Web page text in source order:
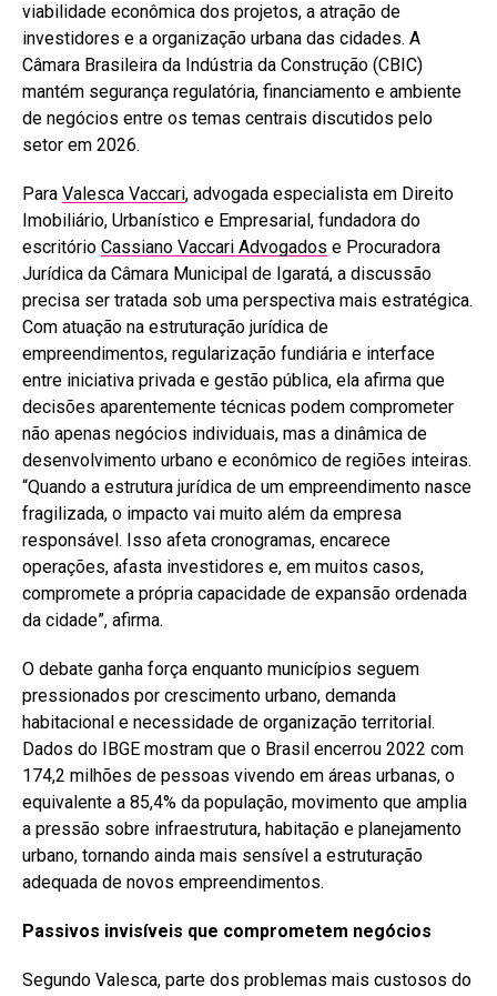
viabilidade econômica dos projetos, a atração de
investidores e a organização urbana das cidades. A
Câmara Brasileira da Indústria da Construção (CBIC)
mantém segurança regulatória, financiamento e ambiente
de negócios entre os temas centrais discutidos pelo
setor em 2026.
Para Valesca Vaccari, advogada especialista em Direito
Imobiliário, Urbanístico e Empresarial, fundadora do
escritório Cassiano Vaccari Advogados e Procuradora
Jurídica da Câmara Municipal de Igaratá, a discussão
precisa ser tratada sob uma perspectiva mais estratégica.
Com atuação na estruturação jurídica de
empreendimentos, regularização fundiária e interface
entre iniciativa privada e gestão pública, ela afirma que
decisões aparentemente técnicas podem comprometer
não apenas negócios individuais, mas a dinâmica de
desenvolvimento urbano e econômico de regiões inteiras.
“Quando a estrutura jurídica de um empreendimento nasce
fragilizada, o impacto vai muito além da empresa
responsável. Isso afeta cronogramas, encarece
operações, afasta investidores e, em muitos casos,
compromete a própria capacidade de expansão ordenada
da cidade”, afirma.
O debate ganha força enquanto municípios seguem
pressionados por crescimento urbano, demanda
habitacional e necessidade de organização territorial.
Dados do IBGE mostram que o Brasil encerrou 2022 com
174,2 milhões de pessoas vivendo em áreas urbanas, o
equivalente a 85,4% da população, movimento que amplia
a pressão sobre infraestrutura, habitação e planejamento
urbano, tornando ainda mais sensível a estruturação
adequada de novos empreendimentos.
Passivos invisíveis que comprometem negócios
Segundo Valesca, parte dos problemas mais custosos do